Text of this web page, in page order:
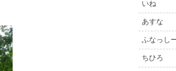
いね
あすな
ふなっし
ちひろ